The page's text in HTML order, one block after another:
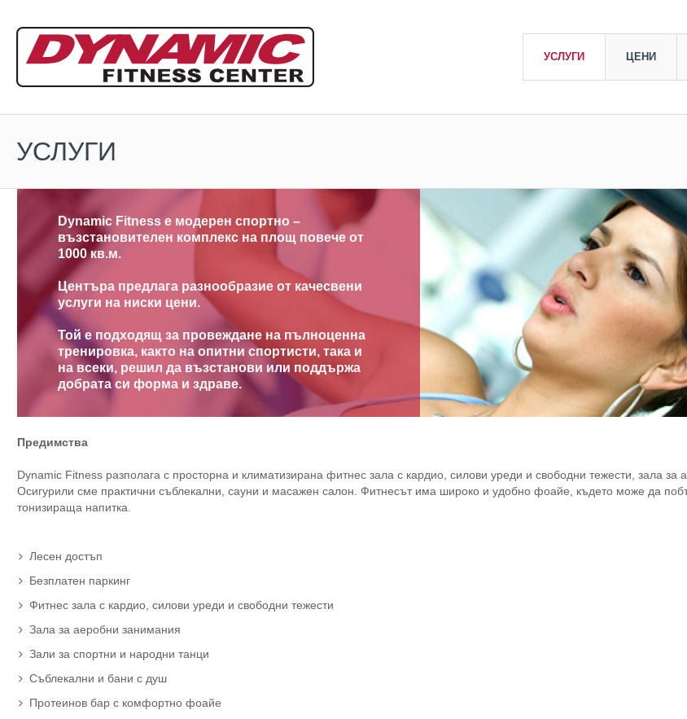
УСЛУГИ ЦЕНИ
УСЛУГИ
Dynamic Fitness е модерен спортно –
възстановителен комплекс на площ повече от
1000 кв.м.
Центъра предлага разнообразиеот качесвени
услуги на ниски цени.
Той е подходящ за провеждане на пълноценна
тренировка, както на опитни спортисти, така и
на всеки, решил да възстанови или поддържа
добрата си форма и здраве.
Предимства
Dynamic Fitness разполага с просторна и климатизирана фитнес зала с кардио, силови уреди и свободни тежести, зала
Осигурили сме практични съблекални, сауни и масажен салон. Фитнесът има широко и удобно фоайе, където може да
тонизираща напитка.
Лесен достъп
Безплатен паркинг
Фитнес зала с кардио, силови уреди и свободни тежести
Зала за аеробни занимания
Зали за спортни и народни танци
Съблекални и бани с душ
Протеинов бар с комфортно фоайе